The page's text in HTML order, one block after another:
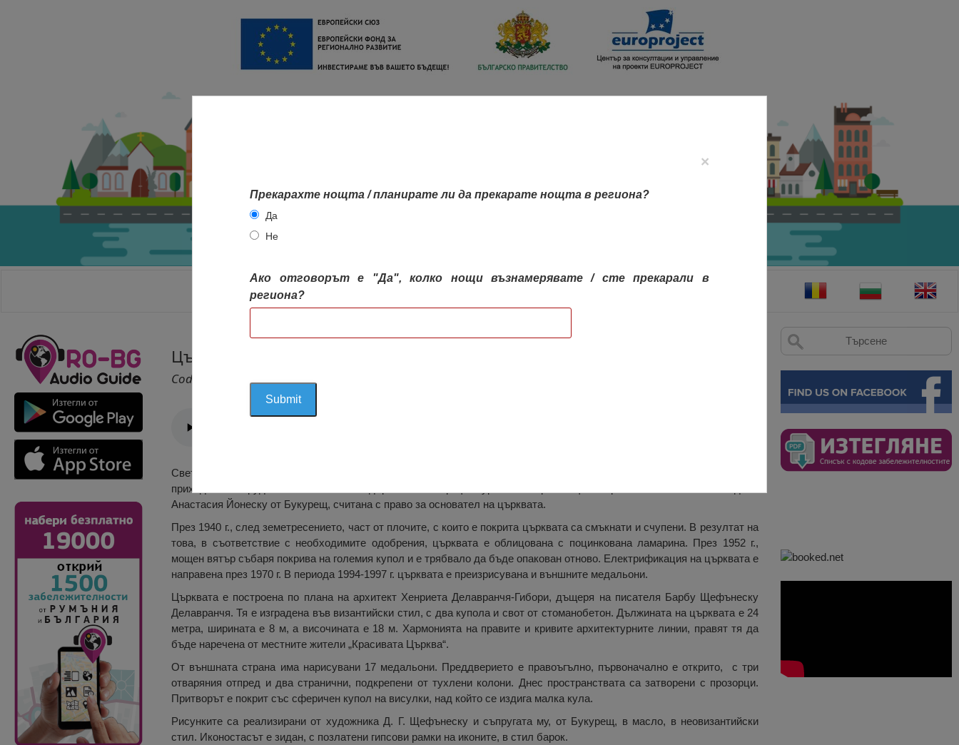
НАЧАЛО
Църква „Св. Параскева”, Станчя
Cod 1277
Светилището е построено между 1933-1936 г., помагайки на жителите на селата Станчя и Клинчиу, които дарили
приходите от труда си по имотите на държавата и Префектурата на окръг Илфов. Принос от 600.000 леи е дала
Анастасия Йонеску от Букурещ, считана с право за основател на църквата.
През 1940 г., след земетресението, част от плочите, с които е покрита църквата са смъкнати и счупени. В резултат на
това, в съответствие с необходимите одобрения, църквата е облицована с поцинкована ламарина. През 1952 г.,
мощен вятър събаря покрива на големия купол и е трябвало да бъде опакован отново. Електрификация на църквата е
направена през 1970 г. В периода 1994-1997 г. църквата е преизрисувана и външните медальони.
Църквата е построена по плана на архитект Хенриета Делавранчя-Гибори, дъщеря на писателя Барбу Щефънеску
Делавранчя. Тя е изградена във византийски стил, с два купола и свот от стоманобетон. Дължината на църквата е 24
метра, ширината е 8 м, а височината е 18 м. Хармонията на правите и кривите архитектурните линии, правят тя да
бъде наречена от местните жители „Красивата Църква“.
От външната страна има нарисувани 17 медальони. Преддверието е правоъгълно, първоначално е открито, с три
отваряния отпред и два странични, подкрепени от тухлени колони. Днес пространствата са затворени с прозорци.
Притворът е покрит със сферичен купол на висулки, над който се издига малка кула.
Рисунките са реализирани от художника Д. Г. Щефънеску и съпругата му, от Букурещ, в масло, в неовизантийски
стил. Иконостасът е зидан, с позлатени гипсови рамки на иконите, в стил барок.
×
Прекарахте нощта / планирате ли да прекарате нощта в региона?
Да
Не
Ако отговорът е "Да", колко нощи възнамерявате / сте прекарали в
региона?